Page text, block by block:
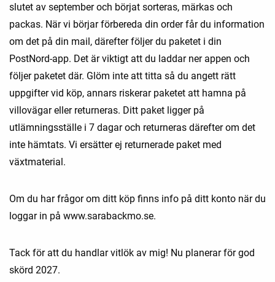
slutet av september och börjat sorteras, märkas och
packas. När vi börjar förbereda din order får du information
om det på din mail, därefter följer du paketet i din
PostNord-app. Det är viktigt att du laddar ner appen och
följer paketet där. Glöm inte att titta så du angett rätt
uppgifter vid köp, annars riskerar paketet att hamna på
villovägar eller returneras. Ditt paket ligger på
utlämningsställe i 7 dagar och returneras därefter om det
inte hämtats. Vi ersätter ej returnerade paket med
växtmaterial.
Om du har frågor om ditt köp finns info på ditt konto när du
loggar in på www.sarabackmo.se.
Tack för att du handlar vitlök av mig! Nu planerar för god
skörd 2027.